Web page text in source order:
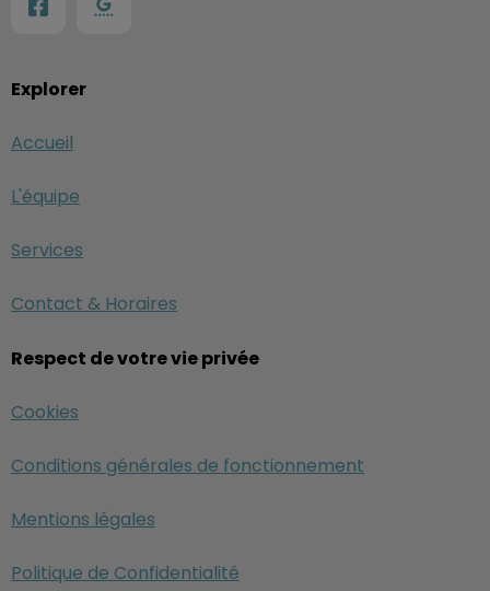
Explorer
Accueil
L'équipe
Services
Contact & Horaires
Respect de votre vie privée
Cookies
Conditions générales de fonctionnement
Mentions légales
Politique de Confidentialité